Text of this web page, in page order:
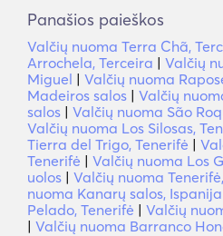
Panašios paieškos
Valčių nuoma Terra Chã,
Arrochela, Terceira | Valčių
Miguel | Valčių nuoma
Madeiros salos | Valčių
salos | Valčių nuoma São
Valčių nuoma Los Silosas,
Tierra del Trigo, Tenerifė |
Tenerifė | Valčių nuoma Los
uolos | Valčių nuoma
nuoma Kanarų salos, Ispanija
Pelado, Tenerifė | Valčių
| Valčių nuoma Barranco